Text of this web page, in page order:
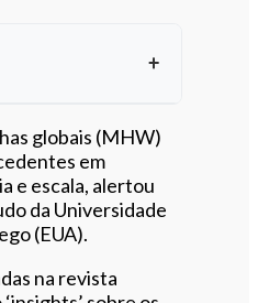
artigo
globais (MHW)
em
e escala, alertou
da Universidade
(EUA).
na revista